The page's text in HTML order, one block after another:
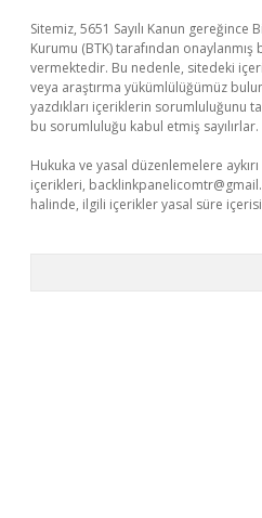
Sitemiz, 5651 Sayılı Kanun
Kurumu (BTK) tarafından onaylanmış
vermektedir. Bu nedenle, sitedeki
veya araştırma yükümlülüğümüz
yazdıkları içeriklerin sorumluluğunu
bu sorumluluğu kabul etmiş sayılırlar.
Hukuka ve yasal düzenlemelere
içerikleri,
halinde, ilgili içerikler yasal süre